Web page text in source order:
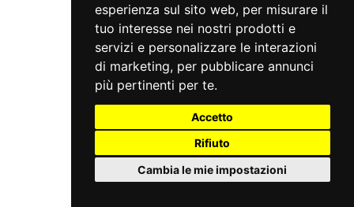
esperienza sul sito web, per misurare il
tuo interesse nei nostri prodotti e
servizi e personalizzare le interazioni
di marketing, per pubblicare annunci
più pertinenti per te.
Accetto
Rifiuto
Cambia le mie impostazioni